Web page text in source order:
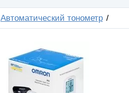
Автоматический тонометр